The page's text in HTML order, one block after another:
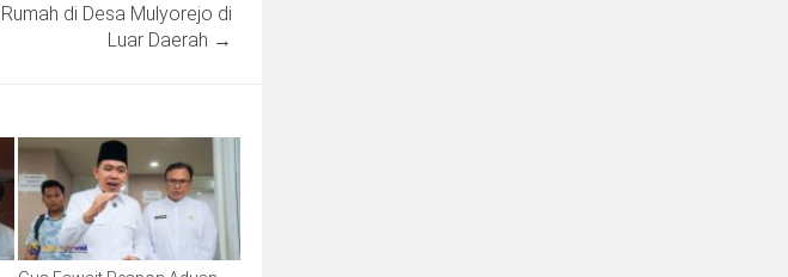
di Desa Mulyorejo di
Luar Daerah →